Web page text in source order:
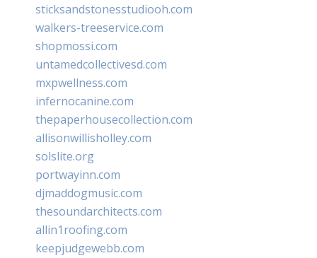
sticksandstonesstudiooh.com
walkers-treeservice.com
shopmossi.com
untamedcollectivesd.com
mxpwellness.com
infernocanine.com
thepaperhousecollection.com
allisonwillisholley.com
solslite.org
portwayinn.com
djmaddogmusic.com
thesoundarchitects.com
allin1roofing.com
keepjudgewebb.com